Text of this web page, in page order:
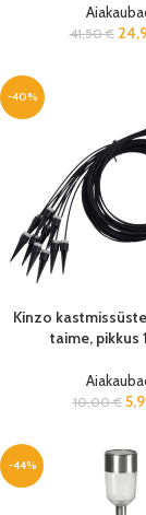
41,50€
-40%
Kinzo
taime, pikkus
10,00€
-44%